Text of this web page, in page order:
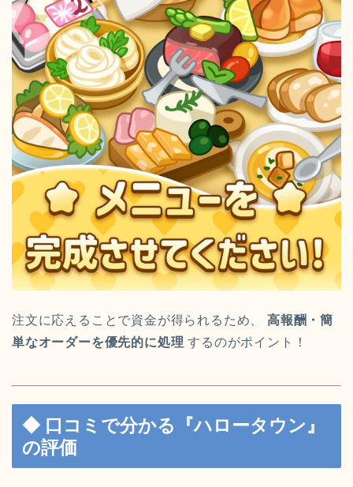
注文に応えることで資金が得られるため、 高報酬・簡
単なオーダーを優先的に処理 するのがポイント！
◆ 口コミで分かる『ハロータウン』
の評価